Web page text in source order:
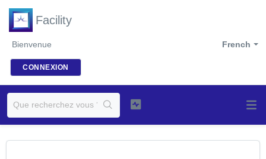
Facility
French
Bienvenue
CONNEXION